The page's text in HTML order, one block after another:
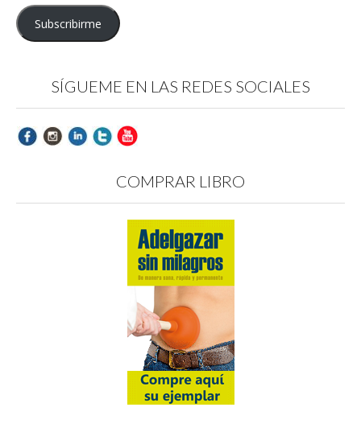
email
Subscribirme
SÍGUEME EN LAS REDES SOCIALES
COMPRAR LIBRO